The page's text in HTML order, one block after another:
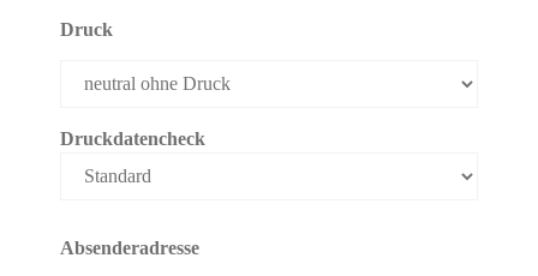
Druck
Druckdatencheck
Absenderadresse